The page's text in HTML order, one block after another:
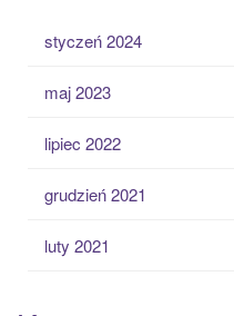
styczeń 2024
maj 2023
lipiec 2022
grudzień 2021
luty 2021